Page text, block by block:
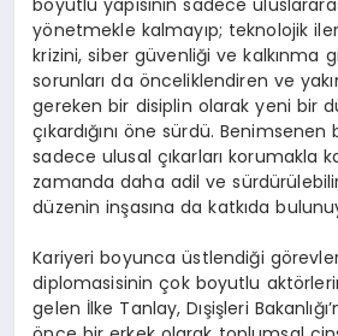
boyutlu yapısının sadece
yönetmekle kalmayıp; teknolojik
krizini, siber güvenliği ve kalkınma
sorunları da önceliklendiren ve
gereken bir disiplin olarak yeni bir
çıkardığını öne sürdü.
sadece ulusal çıkarları korumakla
zamanda daha adil ve
düzenin inşasına da katkıda
Kariyeri boyunca üstlendiği
diplomasisinin çok boyutlu
gelen İlke Tanlay, Dışişleri